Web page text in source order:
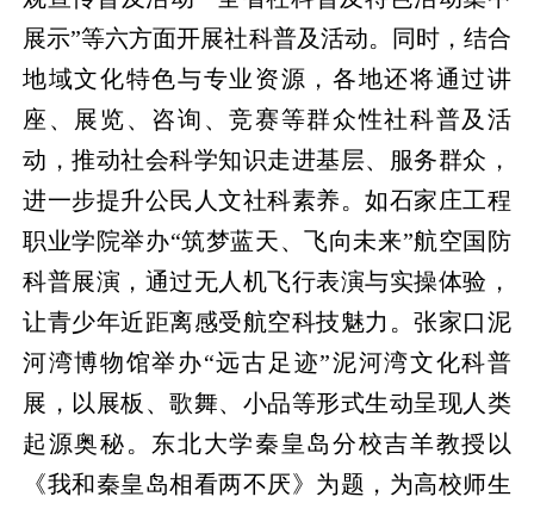
展示”等六方面开展社科普及活动。同时，结合
地域文化特色与专业资源，各地还将通过讲
座、展览、咨询、竞赛等群众性社科普及活
动，推动社会科学知识走进基层、服务群众，
进一步提升公民人文社科素养。如石家庄工程
职业学院举办“筑梦蓝天、飞向未来”航空国防
科普展演，通过无人机飞行表演与实操体验，
让青少年近距离感受航空科技魅力。张家口泥
河湾博物馆举办“远古足迹”泥河湾文化科普
展，以展板、歌舞、小品等形式生动呈现人类
起源奥秘。东北大学秦皇岛分校吉羊教授以
《我和秦皇岛相看两不厌》为题，为高校师生